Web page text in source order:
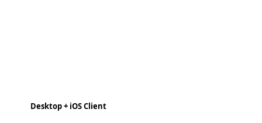
Desktop + iOS Client